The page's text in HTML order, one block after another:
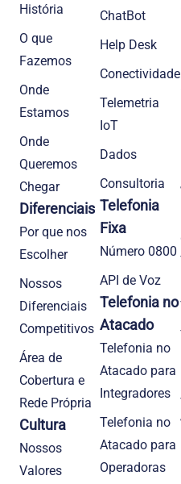
História
O que
Fazemos
Onde
Estamos
Onde
Queremos
Chegar
Diferenciais
Por que nos
Escolher
Nossos
Diferenciais
Competitivos
Área de
Cobertura e
Rede Própria
Cultura
Nossos
Valores
ChatBot
Help Desk
Conectividade
Telemetria
IoT
Dados
Consultoria
Telefonia
Fixa
Número 0800
API de Voz
Telefonia no
Atacado
Telefonia no
Atacado para
Integradores
Telefonia no
Atacado para
Operadoras